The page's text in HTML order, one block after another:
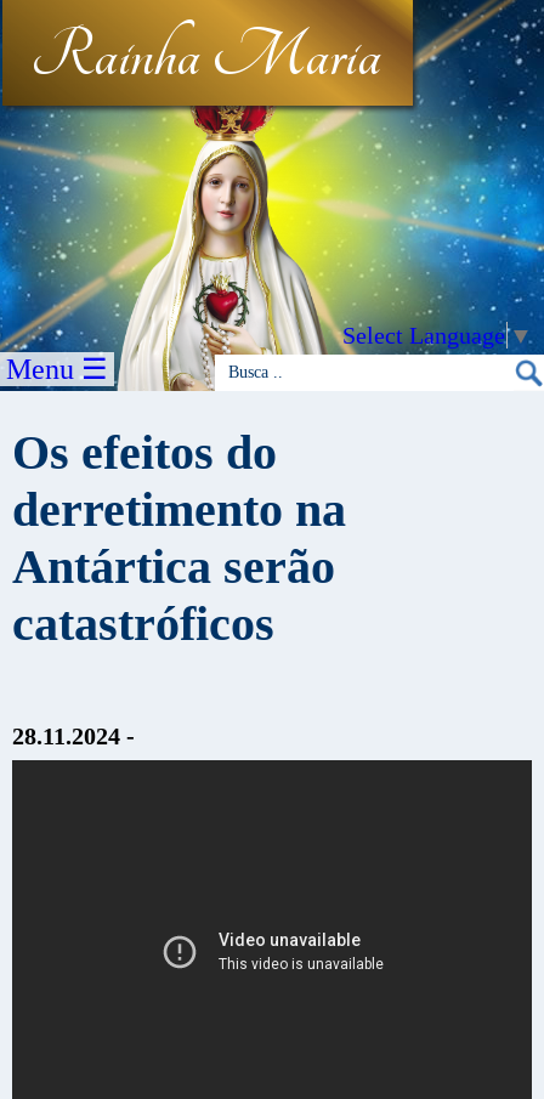
Rainha Maria
Select Language▼
Menu ☰
Os efeitos do
derretimento na
Antártica serão
catastróficos
28.11.2024 -